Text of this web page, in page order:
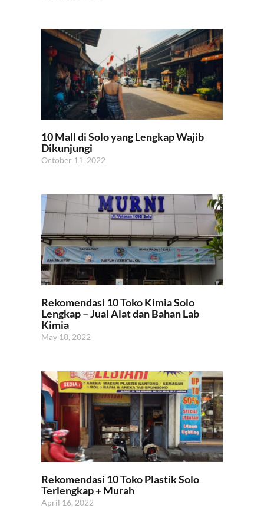
10 Mall di Solo yang Lengkap Wajib
Dikunjungi
October 11, 2022
Rekomendasi 10 Toko Kimia Solo
Lengkap – Jual Alat dan Bahan Lab
Kimia
May 18, 2022
Rekomendasi 10 Toko Plastik Solo
Terlengkap + Murah
April 16, 2022